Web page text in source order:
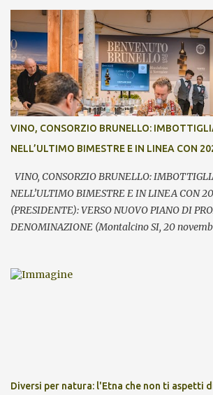
Brunello di Montalcino. In assaggio nei calici,
Riserva 2020, il Rosso di Montalcino 2024
della denominazione, il Moscadello e il
mercati a partire dal 1° gennaio 2026. “Il
che ha visto prima la partecipazione di critica
internazionale e poi l’apertura dei banchi di
ha registrato anche quest’anno un grande
visitatori che tra le aziende – commenta
presidente del Consorzio del vino Brunello di
presenze ...
VINO, CONSORZIO BRUNELLO:
NELL’ULTIMO BIMESTRE E IN LINEA CON
VINO, CONSORZIO BRUNELLO:
NELL’ULTIMO BIMESTRE E IN LINEA CON
(PRESIDENTE): VERSO NUOVO PIANO DI
DENOMINAZIONE (Montalcino SI, 20
precedente (-0,9%). Fondamentale – rileva il
dei contrassegni di Stato consegnati - sale
Diversi per natura: l'Etna che non ti aspetti